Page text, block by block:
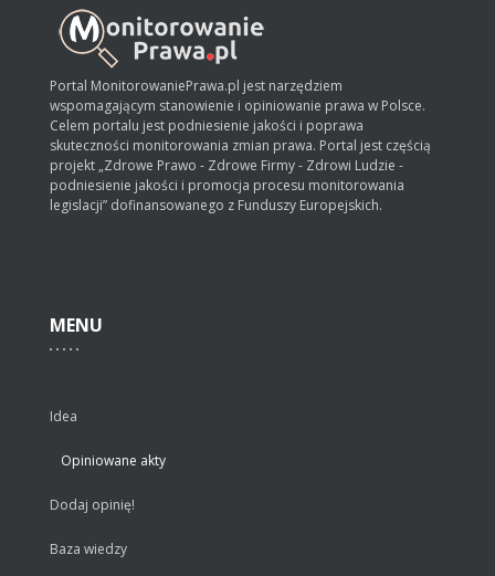
Portal MonitorowaniePrawa.pl jest narzędziem
wspomagającym stanowienie i opiniowanie prawa w Polsce.
Celem portalu jest podniesienie jakości i poprawa
skuteczności monitorowania zmian prawa. Portal jest częścią
projekt „Zdrowe Prawo - Zdrowe Firmy - Zdrowi Ludzie -
podniesienie jakości i promocja procesu monitorowania
legislacji” dofinansowanego z Funduszy Europejskich.
MENU
Idea
Opiniowane akty
Dodaj opinię!
Baza wiedzy